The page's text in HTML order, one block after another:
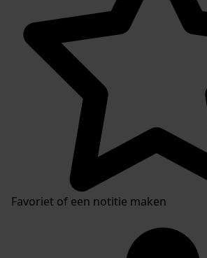
Favoriet of een notitie maken